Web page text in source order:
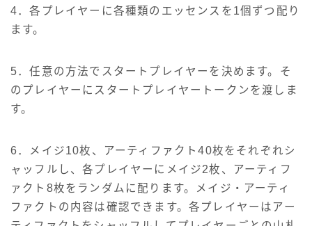
4．各プレイヤーに各種類のエッセンスを1個ずつ配り
ます。
5．任意の方法でスタートプレイヤーを決めます。そ
のプレイヤーにスタートプレイヤートークンを渡しま
す。
6．メイジ10枚、アーティファクト40枚をそれぞれシ
ャッフルし、各プレイヤーにメイジ2枚、アーティフ
ァクト8枚をランダムに配ります。メイジ・アーティ
ファクトの内容は確認できます。各プレイヤーはアー